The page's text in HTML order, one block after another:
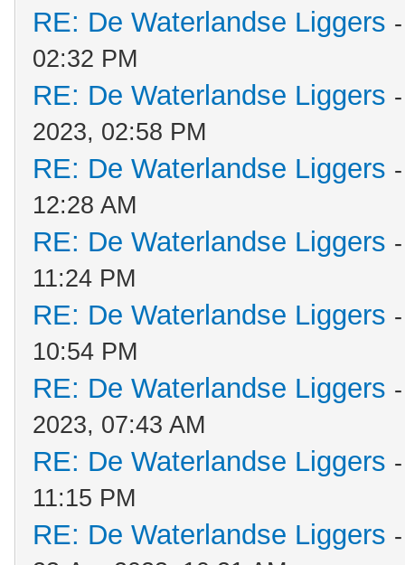
RE: De Waterlandse Liggers
02:32 PM
RE: De Waterlandse Liggers
2023, 02:58 PM
RE: De Waterlandse Liggers
12:28 AM
RE: De Waterlandse Liggers
11:24 PM
RE: De Waterlandse Liggers
10:54 PM
RE: De Waterlandse Liggers
2023, 07:43 AM
RE: De Waterlandse Liggers
11:15 PM
RE: De Waterlandse Liggers